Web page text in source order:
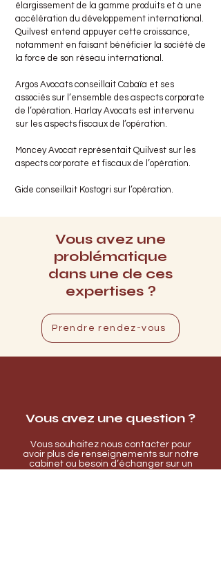
élargissement de la gamme produits et à une
accélération du développement international.
Quilvest entend appuyer cette croissance,
notamment en faisant bénéficier la société de
la force de son réseau international.
Argos Avocats conseillait Cabaïa et ses
associés sur l’ensemble des aspects corporate
de l’opération. Harlay Avocats est intervenu
sur les aspects fiscaux de l’opération.
Moncey Avocat représentait Quilvest sur les
aspects corporate et fiscaux de l’opération.
Gide conseillait Kostogri sur l’opération.
Vous avez une
problématique
dans une de ces
expertises ?
Prendre rendez-vous
Vous avez une question ?
Vous souhaitez nous contacter pour
avoir plus de renseignements sur notre
cabinet ou besoin d’échanger sur un